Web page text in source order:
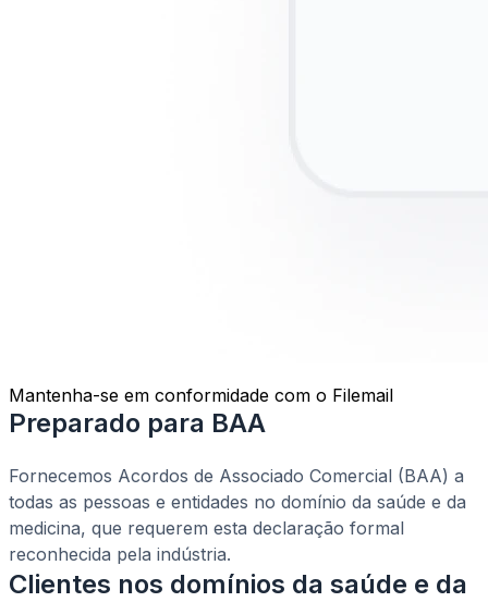
Mantenha-se em conformidade com o Filemail
Preparado para BAA
Fornecemos Acordos de Associado Comercial (BAA) a
todas as pessoas e entidades no domínio da saúde e da
medicina, que requerem esta declaração formal
reconhecida pela indústria.
Clientes nos domínios da saúde e da